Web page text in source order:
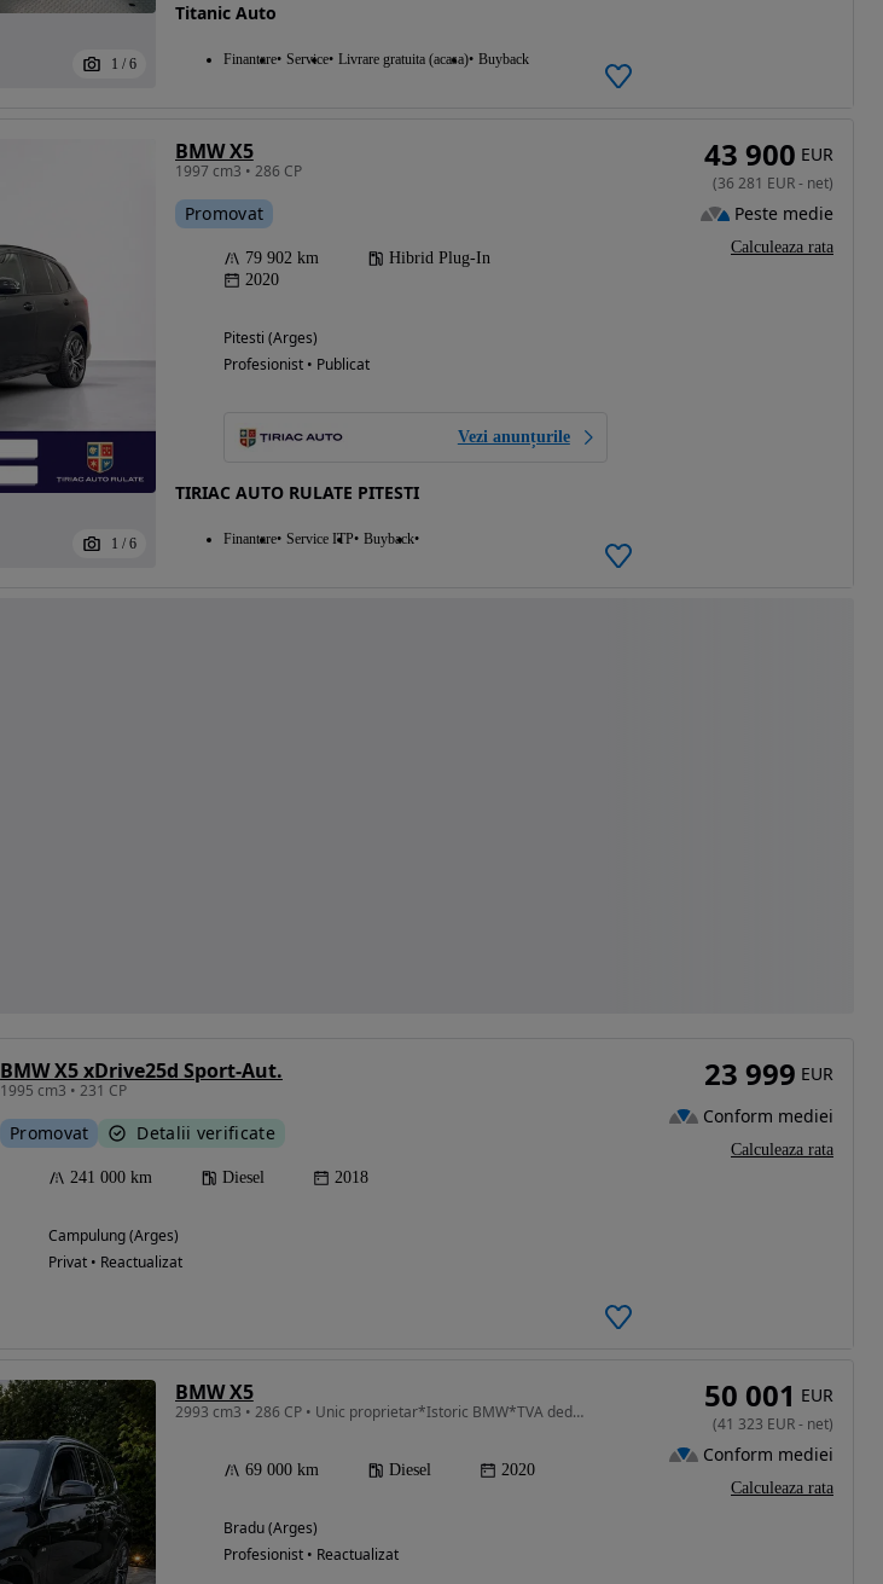
1 / 6
Titanic Auto
Finantare Service Livrare gratuita (acasa) Buyback
1 / 6
BMW X5
1997 cm3 • 286 CP
Promovat
79 902 km
Hibrid Plug-In
2020
Pitesti (Arges)
Profesionist • Publicat
Vezi anunțurile
TIRIAC AUTO RULATE PITESTI
Finantare Service ITP Buyback
43 900 EUR
(36 281 EUR- net)
Peste medie
Calculeaza rata
BMW X5 xDrive25d Sport-Aut.
1995 cm3 • 231 CP
Promovat Detalii verificate
241 000 km Diesel 2018
Campulung (Arges)
Privat • Reactualizat
23 999 EUR
Conform mediei
Calculeaza rata
BMW X5
2993 cm3 • 286 CP • Unic proprietar*Istoric BMW*TVA deduct*Garantie*
69 000 km Diesel 2020
Bradu (Arges)
Profesionist • Reactualizat
50 001 EUR
(41 323 EUR- net)
Conform mediei
Calculeaza rata